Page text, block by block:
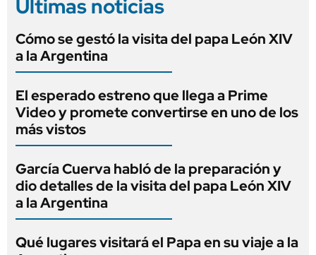
Últimas noticias
Cómo se gestó la visita del papa León XIV
a la Argentina
El esperado estreno que llega a Prime
Video y promete convertirse en uno de los
más vistos
García Cuerva habló de la preparación y
dio detalles de la visita del papa León XIV
a la Argentina
Qué lugares visitará el Papa en su viaje a la